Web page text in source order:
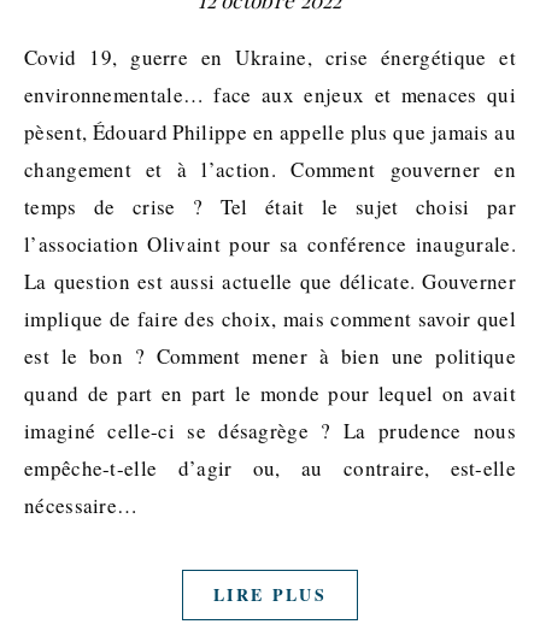
Covid 19, guerre en Ukraine, crise énergétique et
environnementale… face aux enjeux et menaces qui
pèsent, Édouard Philippe en appelle plus que jamais au
changement et à l’action. Comment gouverner en
temps de crise ? Tel était le sujet choisi par
l’association Olivaint pour sa conférence inaugurale.
La question est aussi actuelle que délicate. Gouverner
implique de faire des choix, mais comment savoir quel
est le bon ? Comment mener à bien une politique
quand de part en part le monde pour lequel on avait
imaginé celle-ci se désagrège ? La prudence nous
empêche-t-elle d’agir ou, au contraire, est-elle
nécessaire…
LIRE PLUS